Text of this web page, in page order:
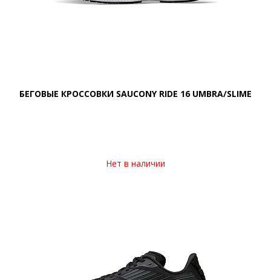
БЕГОВЫЕ КРОССОВКИ SAUCONY RIDE 16 UMBRA/SLIME
Нет в наличии